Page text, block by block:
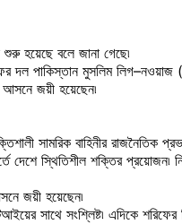
হয়েছে বলে জানা গেছে৷
দল পাকিস্তান মুসলিম
আসনে জয়ী হয়েছেন৷
সামরিক বাহিনীর রাজনৈতিক
দেশে স্থিতিশীল শক্তির প্রয়োজন৷
জয়ী হয়েছেন৷
সাথে সংশ্লিষ্ট৷ এদিকে